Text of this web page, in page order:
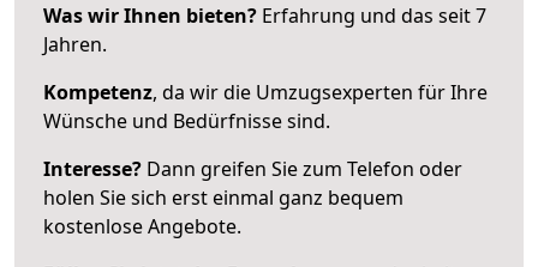
Was wir Ihnen bieten? Erfahrung und das seit 7
Jahren.
Kompetenz, da wir die Umzugsexperten für Ihre
Wünsche und Bedürfnisse sind.
Interesse? Dann greifen Sie zum Telefon oder
holen Sie sich erst einmal ganz bequem
kostenlose Angebote.